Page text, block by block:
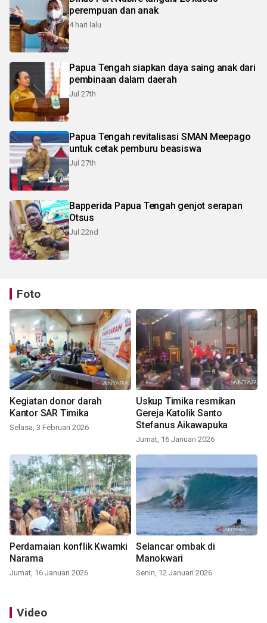
perempuan dan anak
4 hari lalu
Papua Tengah siapkan daya saing anak dari
pembinaan dalam daerah
Jul 27th
Papua Tengah revitalisasi SMAN Meepago
untuk cetak pemburu beasiswa
Jul 27th
Bapperida Papua Tengah genjot serapan
Otsus
Jul 22nd
Foto
Kegiatan donor darah
Kantor SAR Timika
Selasa, 3 Februari 2026
Uskup Timika resmikan
Gereja Katolik Santo
Stefanus Aikawapuka
Jumat, 16 Januari 2026
Perdamaian konflik Kwamki
Narama
Jumat, 16 Januari 2026
Selancar ombak di
Manokwari
Senin, 12 Januari 2026
Video